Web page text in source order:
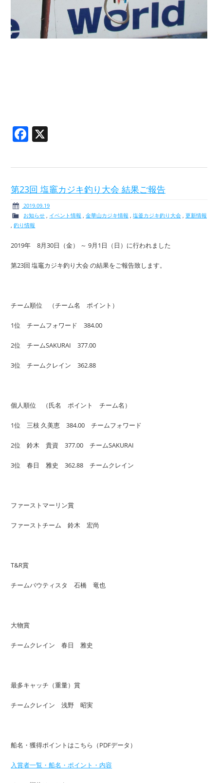
Facebook
第23回 塩竈カジキ釣り大会 結果ご報告
2019.09.19
お知らせ , イベント情報 ,金華山カジキ情報 ,塩釜カジキ釣り大会, 更新情報
,釣り情報
2019年 8月30日（金） ～ 9月1日（日）に行われました
第23回 塩竈カジキ釣り大会 の結果をご報告致します。
チーム順位 （チーム名 ポイント）
1位 チームフォワード 384.00
2位 チームSAKURAI 377.00
3位 チームクレイン 362.88
個人順位 （氏名 ポイント チーム名）
1位 三枝 久美恵 384.00 チームフォワード
2位 鈴木 貴資 377.00 チームSAKURAI
3位 春日 雅史 362.88 チームクレイン
ファーストマーリン賞
ファーストチーム 鈴木 宏尚
T&R賞
チームバウティスタ 石橋 竜也
大物賞
チームクレイン 春日 雅史
最多キャッチ（重量）賞
チームクレイン 浅野 昭実
船名・獲得ポイントはこちら（PDFデータ）
入賞者一覧・船名・ポイント・内容